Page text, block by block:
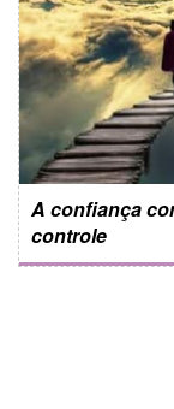
A confiança
controle